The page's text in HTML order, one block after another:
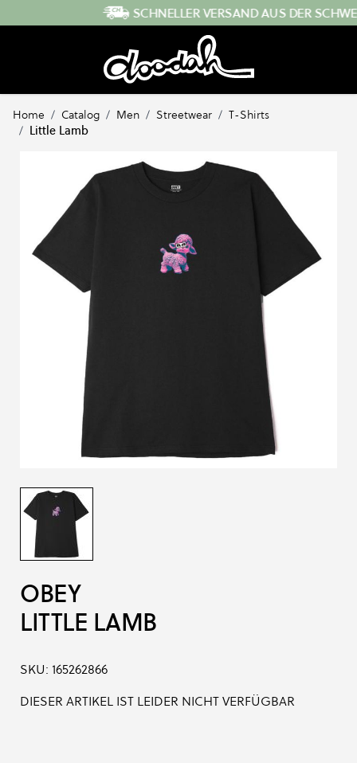
SCHNELLER VERSAND AUS DER SCHWEIZ
Home / Catalog / Men / Streetwear / T-Shirts
/ Little Lamb
OBEY
LITTLE LAMB
SKU: 165262866
DIESER ARTIKEL IST LEIDER NICHT VERFÜGBAR